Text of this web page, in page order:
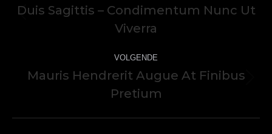
Navigatie
bericht
Duis Sagittis – Condimentum Nunc Ut
Viverra
VOLGENDE
Volgend
bericht
Mauris Hendrerit Augue At Finibus
Pretium